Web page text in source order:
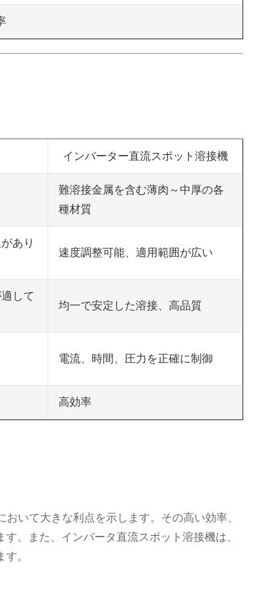
インバーター直流スポット溶接機
難溶接金属を含む薄肉～中厚の各
種材質
あり
速度調整可能、適用範囲が広い
して
均一で安定した溶接、高品質
電流、時間、圧力を正確に制御
高効率
いて大きな利点を示します。その高い効率、
。また、インバータ直流スポット溶接機は、
。